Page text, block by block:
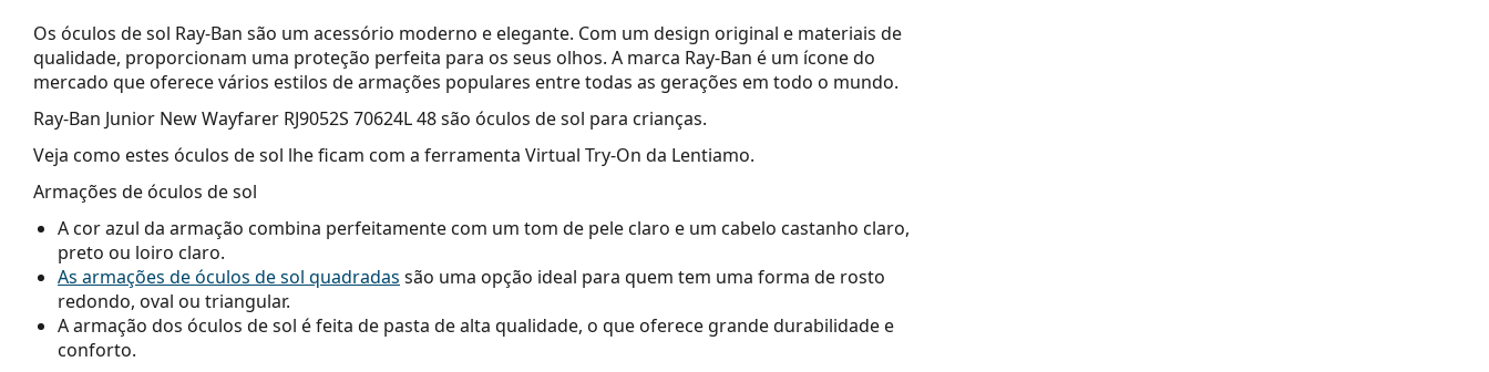
Os óculos de sol Ray-Ban são um acessório moderno e elegante. Com um design original e materiais de
qualidade, proporcionam uma proteção perfeita para os seus olhos. A marca Ray-Ban é um ícone do
mercado que oferece vários estilos de armações populares entre todas as gerações em todo o mundo.
Ray-Ban Junior New Wayfarer RJ9052S 70624L 48são óculos de sol para crianças.
Veja como estes óculos de sol lhe ficam com a ferramenta Virtual Try-On da Lentiamo.
Armações de óculos de sol
A cor azul da armação combina perfeitamente com um tom de pele claro e um cabelo castanho claro,
preto ou loiro claro.
As armações de óculos de sol quadradas são uma opção ideal para quem tem uma forma de rosto
redondo, oval ou triangular.
A armação dos óculos de sol é feita de pasta de alta qualidade, o que oferece grande durabilidade e
conforto.